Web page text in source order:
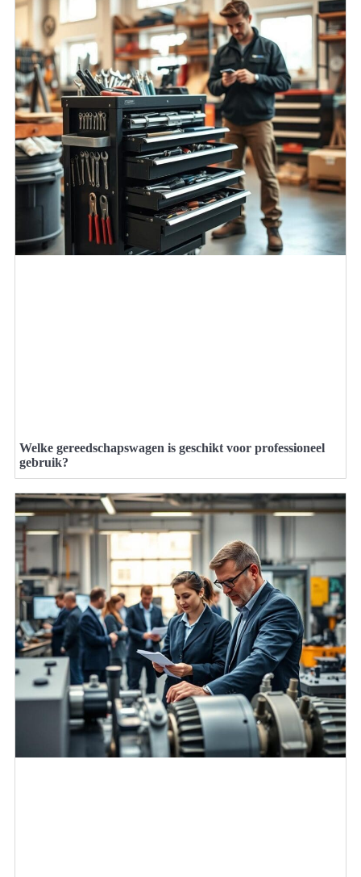
Welke gereedschapswagen is geschikt voor professioneel
gebruik?